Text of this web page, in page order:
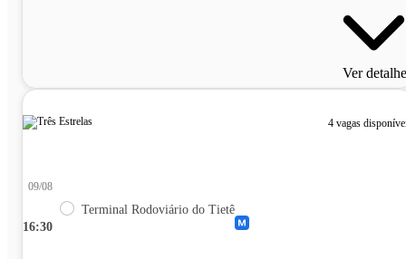
Ver
4 vagas
16:30
09/08
Terminal Rodoviário do Tietê